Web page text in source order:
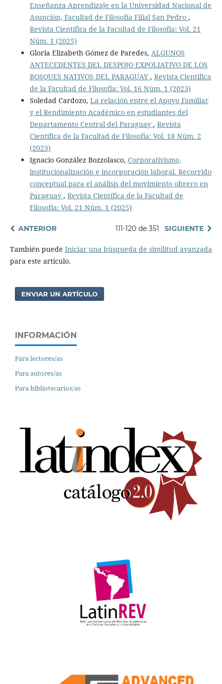
Enseñanza Aprendizaje en la Universidad Nacional de
Asunción, Facultad de Filosofía Filial San Pedro ,
Revista Científica de la Facultad de Filosofía: Vol. 21
Núm. 1 (2025)
Gloria Elizabeth Gómez de Paredes, ALGUNOS
ANTECEDENTES DEL DESPOJO EXPOLIATIVO DE LOS
BOSQUES NATIVOS DEL PARAGUAY , Revista Científica
de la Facultad de Filosofía: Vol. 16 Núm. 1 (2023)
Soledad Cardozo, La relación entre el Apoyo Familiar
y el Rendimiento Académico en estudiantes del
Departamento Central del Paraguay , Revista
Científica de la Facultad de Filosofía: Vol. 18 Núm. 2
(2023)
Ignacio González Bozzolasco, Corporativismo,
institucionalización e incorporación laboral. Recorrido
conceptual para el análisis del movimiento obrero en
Paraguay , Revista Científica de la Facultad de
Filosofía: Vol. 21 Núm. 1 (2025)
ANTERIOR 111-120 de 351 SIGUIENTE
También puede Iniciar una búsqueda de similitud avanzada
para este artículo.
ENVIAR UN ARTÍCULO
INFORMACIÓN
Para lectores/as
Para autores/as
Para bibliotecarios/as